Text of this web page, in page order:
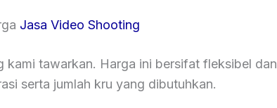
Jasa Video Shooting
kami tawarkan. Harga ini bersifat fleksibel dan
serta jumlah kru yang dibutuhkan.